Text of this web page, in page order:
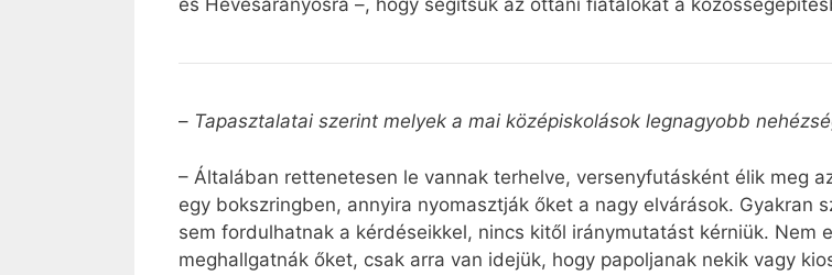
és Hevesaranyosra –, hogy segítsük az ottani fiatalokat a
– Tapasztalatai szerint melyek a mai középiskolások legnagyobb
– Általában rettenetesen le vannak terhelve, versenyfutásként élik meg
egy bokszringben, annyira nyomasztják őket a nagy elvárások. Gyakran
sem fordulhatnak a kérdéseikkel, nincs kitől iránymutatást kérniük. Nem
meghallgatnák őket, csak arra van idejük, hogy papoljanak nekik vagy